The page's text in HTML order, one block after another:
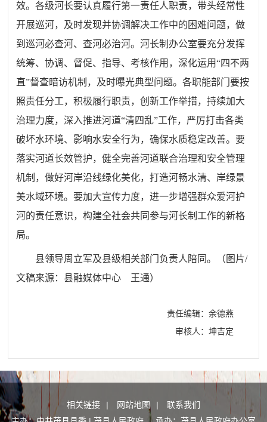
效。各级河长要认真履行第一责任人职责，带头经常性
开展巡河，及时发现并协调解决工作中的困难问题，做
到巡河必查河、查河必治河。河长制办公室要充分发挥
统筹、协调、督促、指导、考核作用，深化运用“四不两
直”督查暗访机制，及时曝光典型问题。各职能部门要按
照责任分工，积极履行职责，创新工作举措，持续加大
治理力度，深入推进河道“清四乱”工作，严厉打击各类
破坏水环境、影响水安全行为，确保水质稳定改善。要
落实河道长效管护，健全完善河道联合治理和安全管理
机制，做好河岸沿线绿化美化，打造河畅水清、岸绿景
美水域环境。要加大宣传力度，进一步增强群众爱河护
河的责任意识，构建全社会共同参与河长制工作的新格
局。
县领导周立军及县级相关部门负责人陪同。（图片/
文稿来源：县融媒体中心 王通）
责任编辑：余德燕
审核人：坤吉定
相关链接 | 网站地图 |
联系我们